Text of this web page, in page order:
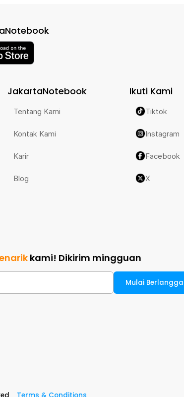
JakartaNotebook
Tentang Kami
Kontak Kami
Karir
Blog
Ikuti Kami
Tiktok
Instagram
Facebook
X
kami! Dikirim mingguan
Mulai